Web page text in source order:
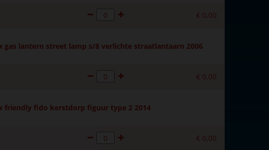
€ 0,00
gas lantern street lamp s/8 verlichte straatlantaarn 2006
€ 0,00
friendly fido kerstdorp figuur type 2 2014
€ 0,00